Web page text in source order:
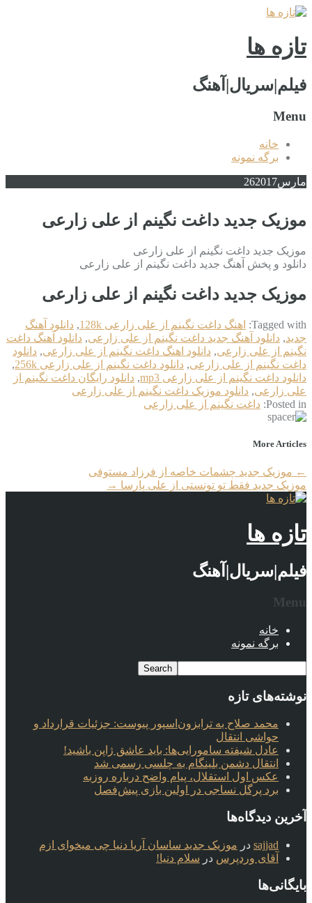
تازه ها
فیلم|سریال|آهنگ
Menu
خانه
برگه نمونه
مارس 262017
موزیک جدید داغت نگینم از علی زارعی
موزیک جدید داغت نگینم از علی زارعی
دانلود و پخش آهنگ جدید داغت نگینم از علی زارعی
موزیک جدید داغت نگینم از علی زارعی
Tagged with: اهنگ داغت نگینم از علی زارعی 128k , دانلود آهنگ
جدید, دانلود آهنگ جدید داغت نگینم از علی زارعی, دانلود آهنگ داغت
نگینم از علی زارعی, دانلود اهنگ داغت نگینم از علی زارعی, دانلود
داغت نگینم از علی زارعی, دانلود داغت نگینم از علی زارعی 256k
,
دانلود داغت نگینم از علی زارعی mp3
, دانلود رایگان داغت نگینم از
علی زارعی, دانلود موزیک داغت نگینم از علی زارعی
Posted in: داغت نگینم از علی زارعی
More Articles
← موزیک جدید چشمات خاصه از فرزاد مستوفی
موزیک جدید فقط تو تونستی از علی پارسا →
تازه ها
فیلم|سریال|آهنگ
Menu
خانه
برگه نمونه
نوشته‌های تازه
محمد صلاح به ترابزون‌اسپور پیوست: جزئیات قرارداد و
حواشی انتقال
عادل شیفته سامورایی‌ها: باید عاشق ژاپن باشید!
انتقال دشمن بلینگام به چلسی رسمی شد
عکس اول استقلال، پیام واضح درباره روزبه
برد پرگل نساجی در اولین بازی پیش‌فصل
آخرین دیدگاه‌ها
sajjad در موزیک جدید ساسان آریا دنیا چی میخوای ازم
آقای وردپرس در سلام دنیا!
بایگانی‌ها